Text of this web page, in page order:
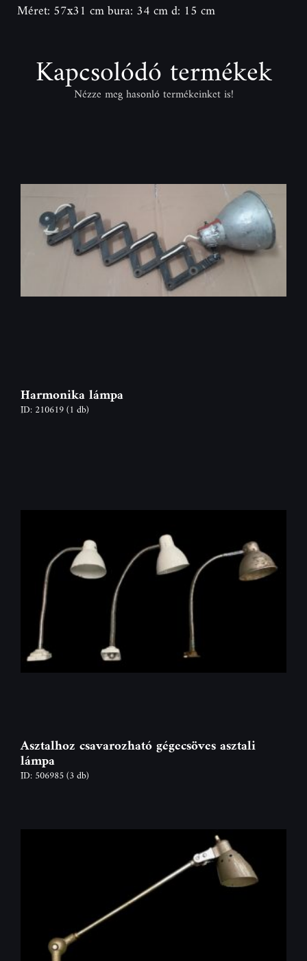
Méret: 57x31 cm bura: 34 cm d: 15 cm
Kapcsolódó termékek
Nézze meg hasonló termékeinket is!
Harmonika lámpa
ID: 210619(1 db)
Asztalhoz csavarozható gégecsöves asztali
lámpa
ID: 506985(3 db)